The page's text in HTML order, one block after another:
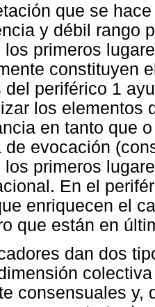
que se
y débil rango
los primeros
constituyen
del periférico 1
los elementos
en tanto que
de evocación
los primeros
En el
enriquecen el
que están en
dan dos
consensuales y,